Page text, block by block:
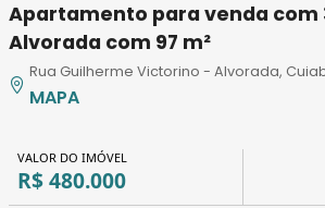
7
8
9
12
13
Apartamento para venda com
Alvorada com 97 m²
Rua Guilherme Victorino - Alvorada,
MAPA
VALOR DO IMÓVEL
R$ 480.000